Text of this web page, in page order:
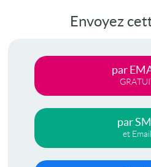
Envoyez
par
par
et Email